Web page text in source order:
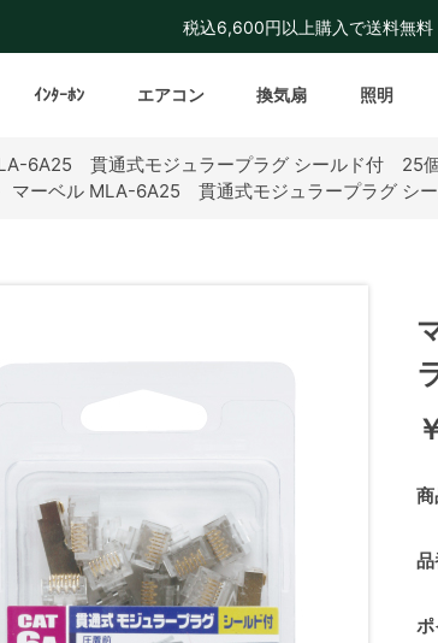
税込6,600円以上購入で送料無料
ｲﾝﾀｰﾎﾝ エアコン 換気扇 照明
6A25 貫通式モジュラープラグ シールド付 25
マーベル MLA-6A25 貫通式モジュラープラグ シ
商
品
ポ